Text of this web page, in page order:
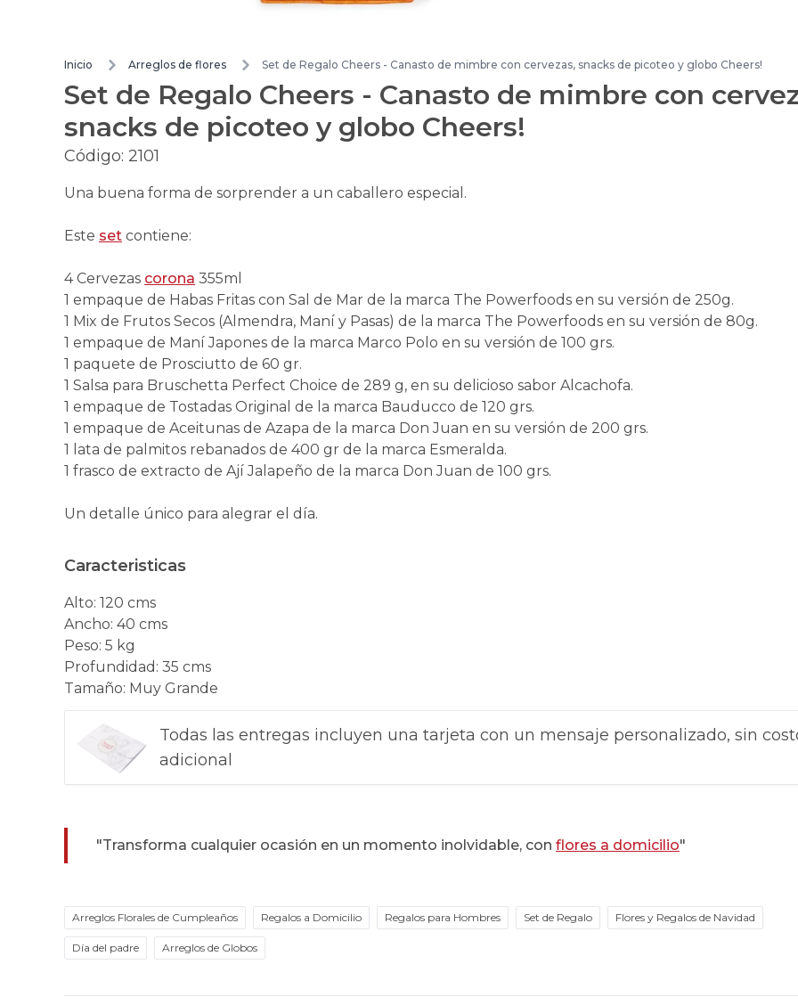
Inicio Arreglos de flores Set de Regalo Cheers - Canasto de mimbre con cervezas, snacks de picoteo y globo Cheers!
Set de Regalo Cheers - Canasto de mimbre con
snacks de picoteo y globo Cheers!
Código: 2101
Una buena forma de sorprender a un caballero especial.
Este set contiene:
4 Cervezas corona 355ml
1 empaque de Habas Fritas con Sal de Mar de la marca The Powerfoods en su versión de 250g.
1 Mix de Frutos Secos (Almendra, Maní y Pasas) de la marca The Powerfoods en su versión de 80g.
1 empaque de Maní Japones de la marca Marco Polo en su versión de 100 grs.
1 paquete de Prosciutto de 60 gr.
1 Salsa para Bruschetta Perfect Choice de 289 g, en su delicioso sabor Alcachofa.
1 empaque de Tostadas Original de la marca Bauducco de 120 grs.
1 empaque de Aceitunas de Azapa de la marca Don Juan en su versión de 200 grs.
1 lata de palmitos rebanados de 400 gr de la marca Esmeralda.
1 frasco de extracto de Ají Jalapeño de la marca Don Juan de 100 grs.
Un detalle único para alegrar el día.
Caracteristicas
Alto: 120 cms
Ancho: 40 cms
Peso: 5 kg
Profundidad : 35 cms
Tamaño: Muy Grande
Todas las entregas incluyen una tarjeta con un mensaje personalizado, sin
adicional
"Transforma cualquier ocasión en un momento inolvidable, con flores a domicilio"
Arreglos Florales de Cumpleaños Regalos a Domicilio Regalos para Hombres Set de Regalo Flores y Regalos de Navidad
Día del padre Arreglos de Globos